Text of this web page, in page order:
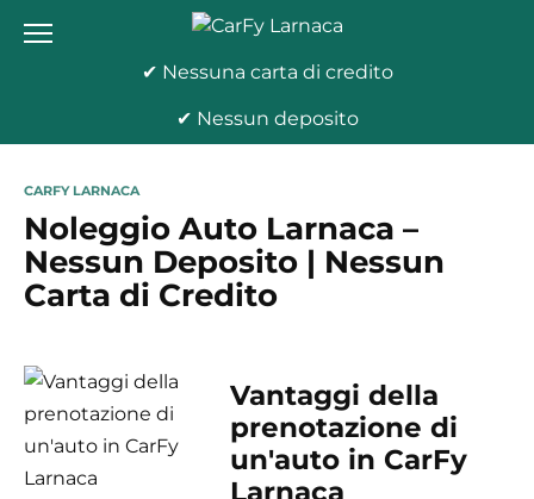
✔ Nessuna carta di credito
✔ Nessun deposito
CARFY LARNACA
Noleggio Auto Larnaca –
Nessun Deposito | Nessun
Carta di Credito
Vantaggi della
prenotazione di
un'auto in CarFy
Larnaca